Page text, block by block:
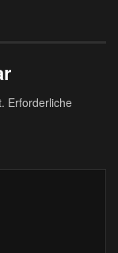
Erforderliche